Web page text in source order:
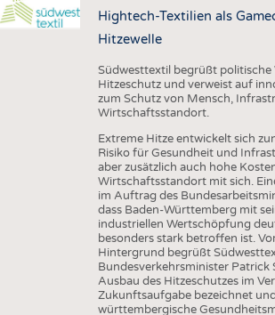
Hightech-Textilien als
Hitzewelle
Südwesttextil begrüßt politische
Hitzeschutz und verweist auf
zum Schutz von Mensch,
Wirtschaftsstandort.
Extreme Hitze entwickelt sich
Risiko für Gesundheit und
aber zusätzlich auch hohe
Wirtschaftsstandort mit sich.
im Auftrag des
dass Baden-Württemberg mit
industriellen Wertschöpfung
besonders stark betroffen ist.
Hintergrund begrüßt
Bundesverkehrsminister Patrick
Ausbau des Hitzeschutzes im
Zukunftsaufgabe bezeichnet
württembergische